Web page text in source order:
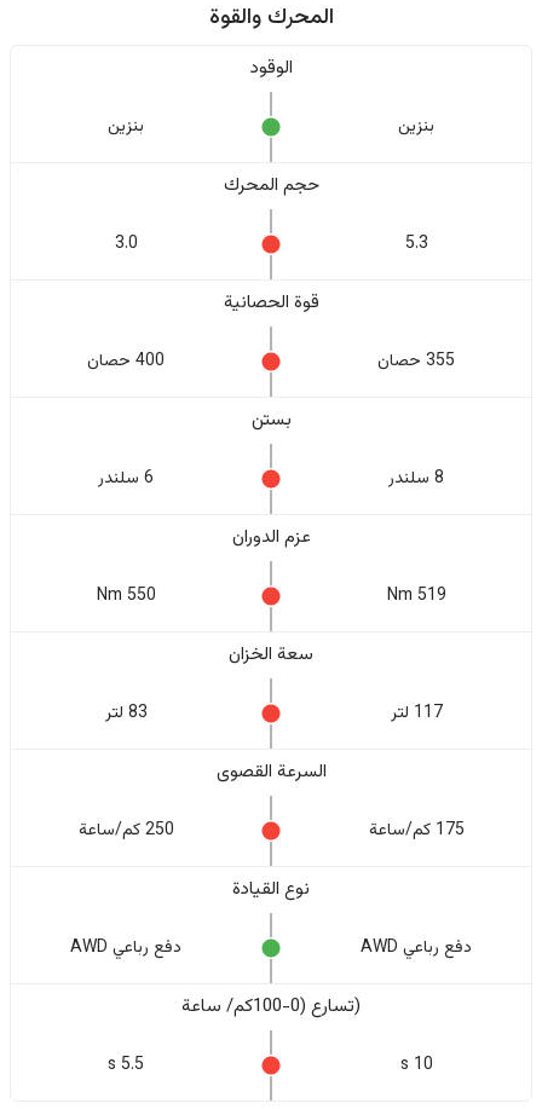
المحرك والقوة
الوقود
بنزين بنزين
حجم المحرك
5.3
3.0
قوة الحصانية
355 حصان 400 حصان
بستن
8 سلندر 6 سلندر
عزم الدوران
519 Nm
550 Nm
سعة الخزان
117 لتر 83 لتر
السرعة القصوى
175 كم/ساعة 250 كم/ساعة
نوع القيادة
دفع رباعي AWD دفع رباعي AWD
(تسارع (0-100كم/ ساعة
10 s
5.5 s